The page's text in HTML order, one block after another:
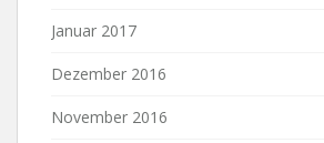
Januar 2017
Dezember 2016
November 2016